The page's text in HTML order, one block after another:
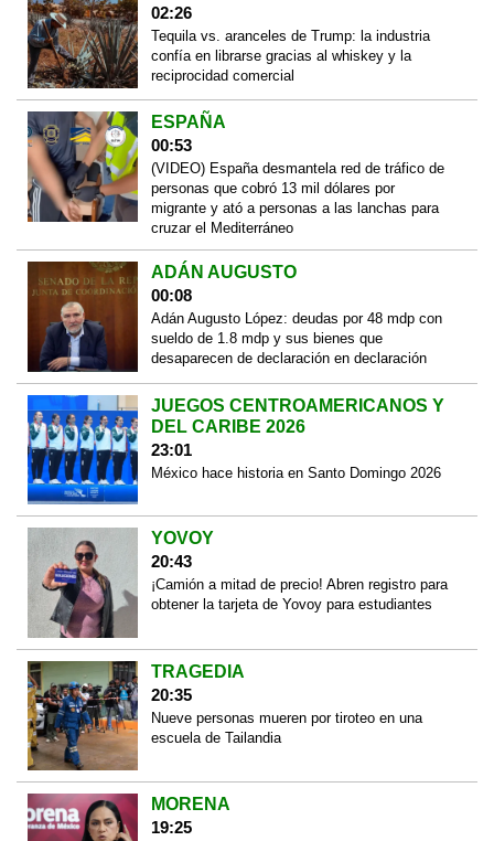
02:26
Tequila vs. aranceles de Trump: la industria
confía en librarse gracias al whiskey y la
reciprocidad comercial
ESPAÑA
00:53
(VIDEO) España desmantela red de tráfico de
personas que cobró 13 mil dólares por
migrante y ató a personas a las lanchas para
cruzar el Mediterráneo
ADÁN AUGUSTO
00:08
Adán Augusto López: deudas por 48 mdp con
sueldo de 1.8 mdp y sus bienes que
desaparecen de declaración en declaración
JUEGOS CENTROAMERICANOS Y
DEL CARIBE 2026
23:01
México hace historia en Santo Domingo 2026
YOVOY
20:43
¡Camión a mitad de precio! Abren registro para
obtener la tarjeta de Yovoy para estudiantes
TRAGEDIA
20:35
Nueve personas mueren por tiroteo en una
escuela de Tailandia
MORENA
19:25